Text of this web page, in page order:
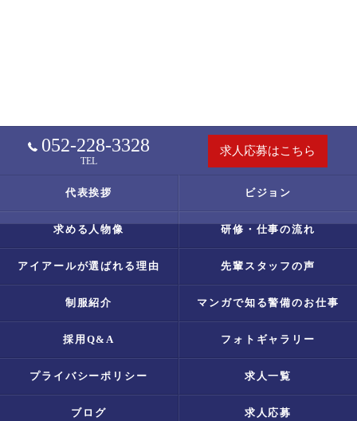
052-228-3328
TEL
求人応募はこちら
代表挨拶 ビジョン
求める人物像 研修・仕事の流れ
アイアールが選ばれる理由 先輩スタッフの声
制服紹介 マンガで知る警備のお仕事
採用Q&A フォトギャラリー
プライバシーポリシー 求人一覧
ブログ 求人応募